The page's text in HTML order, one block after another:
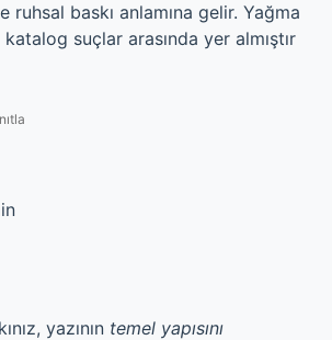
ruhsal baskı anlamına gelir. Yağma
suçlar arasında yer almıştır
yazının temel yapısını